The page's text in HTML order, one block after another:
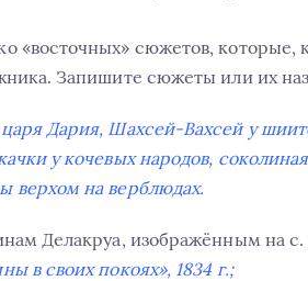
«восточных» сюжетов, которые,
Запишите сюжеты или их
Дария, Шахсей-Вахсей у
у кочевых народов,
верхом на верблюдах.
Делакруа, изображённым на
в своих покоях», 1834 г.;